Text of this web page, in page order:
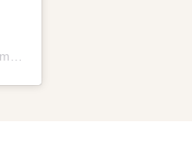
Ein Beitrag geteilt von Lancôme Official (@lancomeofficial)